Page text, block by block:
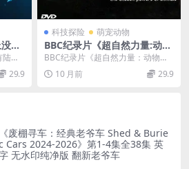
有
语
地 I
29.9
科技探险 萌宠动物
BBC纪录片《超自然力量:动物
看不见的能力 Supernatural:
The Unseen Powers of Ani
mals》全7集 英语中字 720P
BBC纪录片《超自然力量：动物看
不见的能力》（Supernatural: Th
e... 10 月前 29.9
废棚寻车：经典老爷车 Shed & Burie
Cars 2024-2026》第1-4集全38集 英
无水印纯净版 翻新老爷车